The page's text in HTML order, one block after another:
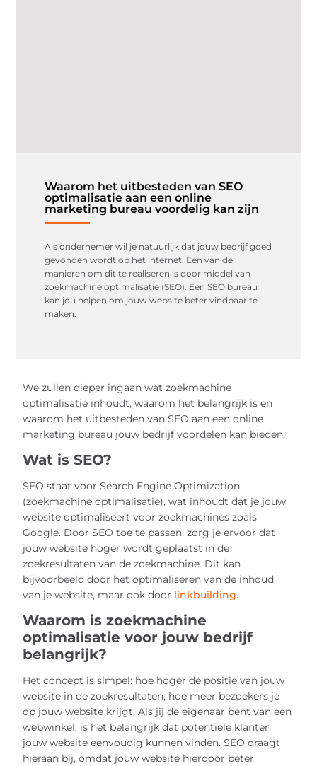
Waarom het uitbesteden van SEO
optimalisatie aan een online
marketing bureau voordelig kan zijn
Als ondernemer wil je natuurlijk dat jouw bedrijf goed
gevonden wordt op het internet. Een van de
manieren om dit te realiseren is door middel van
zoekmachine optimalisatie (SEO). Een SEO bureau
kan jou helpen om jouw website beter vindbaar te
maken.
We zullen dieper ingaan wat zoekmachine
optimalisatie inhoudt, waarom het belangrijk is en
waarom het uitbesteden van SEO aan een online
marketing bureau jouw bedrijf voordelen kan bieden.
Wat is SEO?
SEO staat voor Search Engine Optimization
(zoekmachine optimalisatie), wat inhoudt dat je jouw
website optimaliseert voor zoekmachines zoals
Google. Door SEO toe te passen, zorg je ervoor dat
jouw website hoger wordt geplaatst in de
zoekresultaten van de zoekmachine. Dit kan
bijvoorbeeld door het optimaliseren van de inhoud
van je website, maar ook door linkbuilding.
Waarom is zoekmachine
optimalisatie voor jouw bedrijf
belangrijk?
Het concept is simpel: hoe hoger de positie van jouw
website in de zoekresultaten, hoe meer bezoekers je
op jouw website krijgt. Als jij de eigenaar bent van een
webwinkel, is het belangrijk dat potentiële klanten
jouw website eenvoudig kunnen vinden. SEO draagt
hieraan bij, omdat jouw website hierdoor beter